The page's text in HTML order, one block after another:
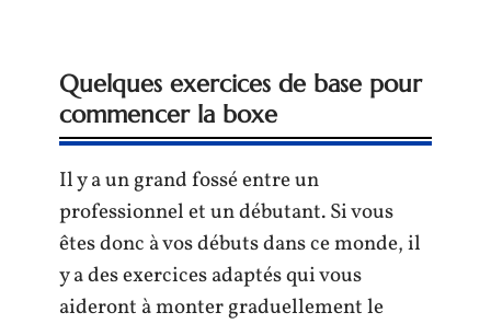
Quelques exercices de base pour
commencer la boxe
Il y a un grand fossé entre un
professionnel et un débutant. Si vous
êtes donc à vos débuts dans ce monde, il
y a des exercices adaptés qui vous
aideront à monter graduellement le